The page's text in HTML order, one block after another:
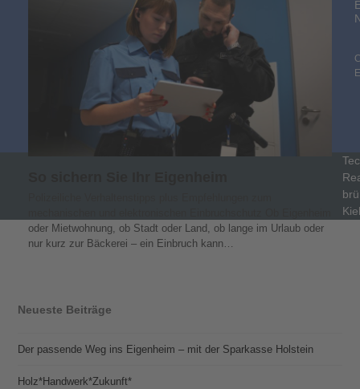
oder Mietwohnung, ob Stadt oder Land, ob lange im Urlaub oder
nur kurz zur Bäckerei – ein Einbruch kann…
Neueste Beiträge
Der passende Weg ins Eigenheim – mit der Sparkasse Holstein
Holz*Handwerk*Zukunft*
Kiel